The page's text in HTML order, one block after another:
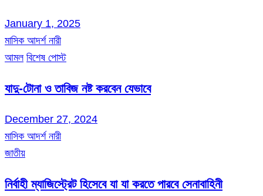
January 1, 2025
মাসিক আদর্শ নারী
আমল বিশেষ পোস্ট
যাদু-টোনা ও তাবিজ নষ্ট করবেন যেভাবে
December 27, 2024
মাসিক আদর্শ নারী
জাতীয়
নির্বাহী ম্যাজিস্ট্রেট হিসেবে যা যা করতে পারবে সেনাবাহিনী